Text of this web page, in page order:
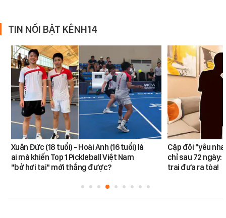
TIN NỔI BẬT KÊNH14
Xuân Đức (18 tuổi) - Hoài Anh (16 tuổi) là
ai mà khiến Top 1 Pickleball Việt Nam
"bở hơi tai" mới thắng được?
Cặp đôi "yêu
chỉ sau 72 ngày:
trai đưa ra tòa!